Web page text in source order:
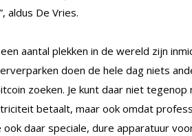
aldus De Vries.
aantal plekken in de wereld zijn
doen de hele dag niets
zoeken. Je kunt daar niet
betaalt, maar ook omdat
daar speciale, dure apparatuur